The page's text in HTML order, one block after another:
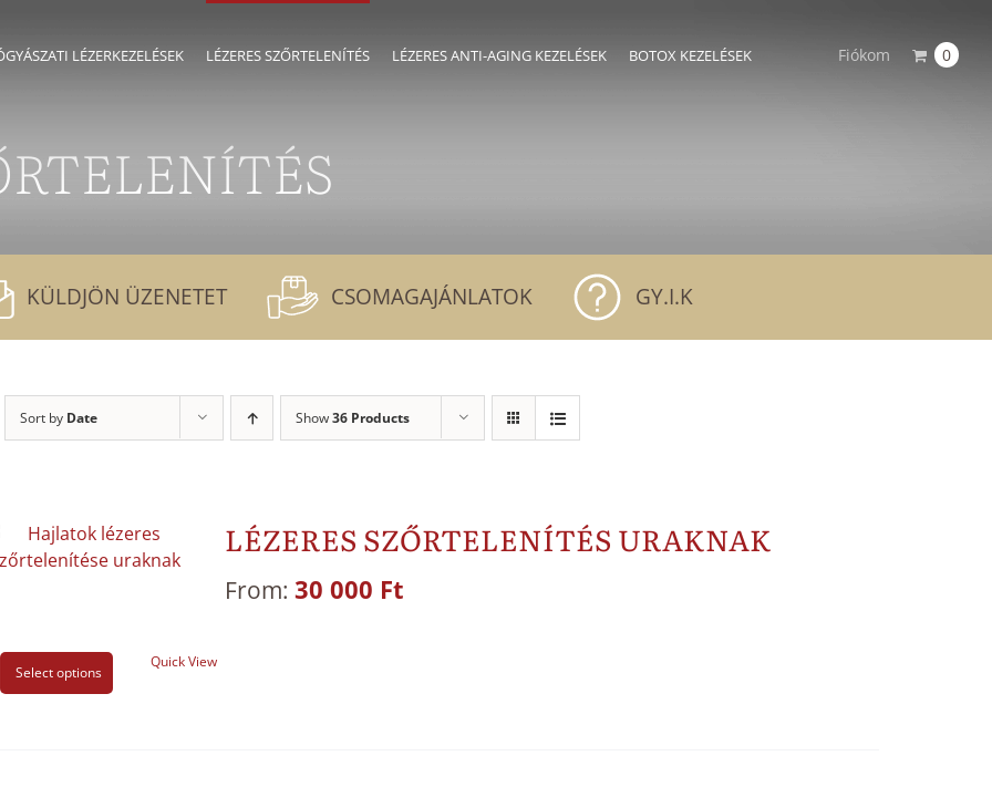
LÉZERKEZELÉSEK LÉZERES SZŐRTELENÍTÉS LÉZERES ANTI-AGING KEZELÉSEK BOTOX KEZELÉSEK Fiókom 0
KÜLDJÖN ÜZENETET CSOMAGAJÁNLATOK GY.I.K
Sort by Date Show36 Products
LÉZERES SZŐRTELENÍTÉS URAKNAK
From: 30 000 Ft
Select options
Quick View